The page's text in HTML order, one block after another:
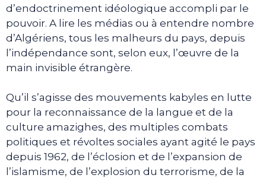
d’endoctrinement idéologique accompli par le
pouvoir. A lire les médias ou à entendre nombre
d’Algériens, tous les malheurs du pays, depuis
l’indépendance sont, selon eux, l’œuvre de la
main invisible étrangère.
Qu’il s’agisse des mouvements kabyles en lutte
pour la reconnaissance de la langue et de la
culture amazighes, des multiples combats
politiques et révoltes sociales ayant agité le pays
depuis 1962, de l’éclosion et de l’expansion de
l’islamisme, de l’explosion du terrorisme, de la